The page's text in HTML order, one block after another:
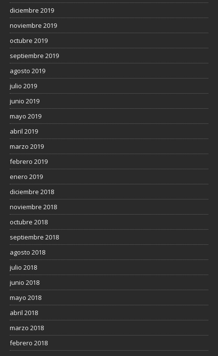
diciembre 2019
noviembre 2019
octubre 2019
septiembre 2019
agosto 2019
julio 2019
junio 2019
mayo 2019
abril 2019
marzo 2019
febrero 2019
enero 2019
diciembre 2018
noviembre 2018
octubre 2018
septiembre 2018
agosto 2018
julio 2018
junio 2018
mayo 2018
abril 2018
marzo 2018
febrero 2018